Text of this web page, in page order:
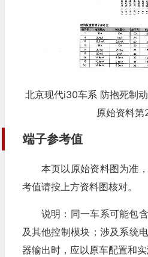
北京现代i30车系 防抱死制
原始资料
端子参考值
本页以原始资料图为准
考值请按上方资料图核对。
说明：同一车系可能包
及其他控制模块；涉及系统
器输出时，应以原车配置和实